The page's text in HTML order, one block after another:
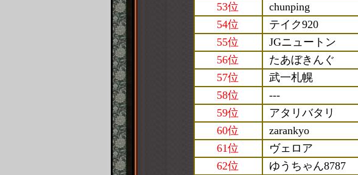
53位
chunping
54位
テイク920
55位
JGニュートン
56位
たあぼきんぐ
57位
武一札幌
58位
---
59位
アタリバタリ
60位
zarankyo
61位
ヴェロア
62位
ゆうちゃん8787